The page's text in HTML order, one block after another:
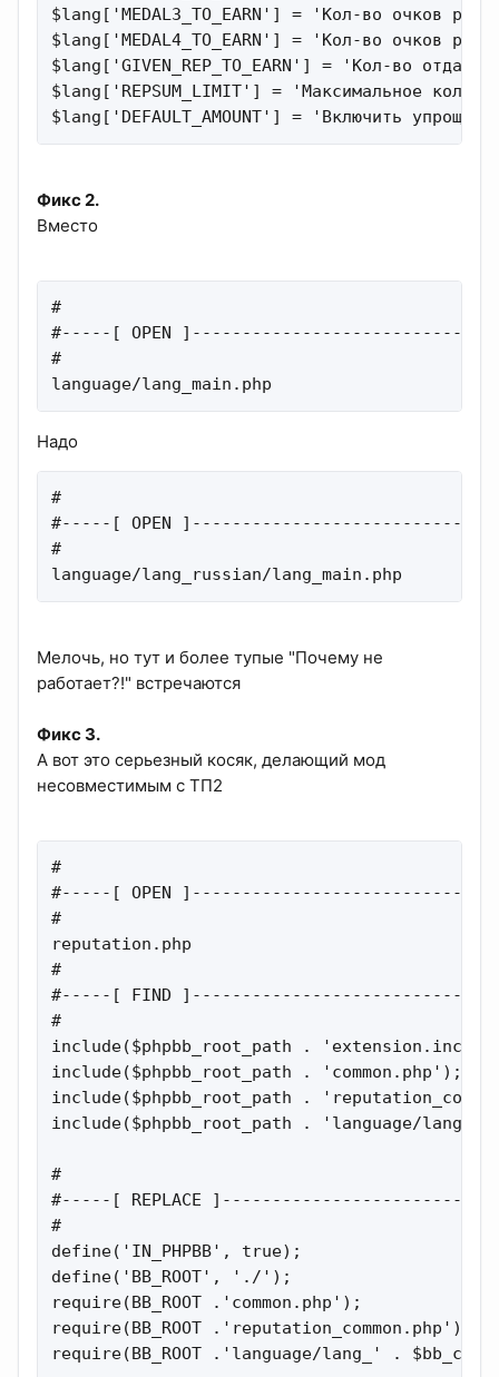
$lang['MEDAL3_TO_EARN'] = 'Кол-во очков
$lang['MEDAL4_TO_EARN'] = 'Кол-во очков
$lang['GIVEN_REP_TO_EARN'] = 'Кол-во
$lang['REPSUM_LIMIT'] = 'Максимальное кол-
$lang['DEFAULT_AMOUNT'] = 'Включить
Фикс 2.
Вместо
#
#-----[ OPEN
#
language/lang_main.php
Надо
#
#-----[ OPEN
#
language/lang_russian/lang_main.php
Мелочь, но тут и более тупые "Почему не
работает?!" встречаются
Фикс 3.
А вот это серьезный косяк, делающий мод
несовместимым с ТП2
#
#-----[ OPEN
#
reputation.php
#
#-----[ FIND
#
include($phpbb_root_path . 'extension.inc');
include($phpbb_root_path . 'common.php');
include($phpbb_root_path .
include($phpbb_root_path . 'language/
#
#-----[ REPLACE
#
define('IN_PHPBB', true);
define('BB_ROOT', './');
require(BB_ROOT .'common.php');
require(BB_ROOT .'reputation_common.php');
require(BB_ROOT .'language/lang_' .